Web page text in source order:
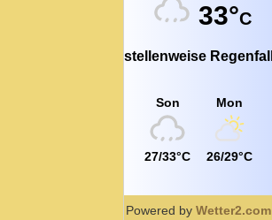
33°C
stellenweise Regenfall
Son
27/33°C
Mon
26/29°C
Powered by Wetter2.com